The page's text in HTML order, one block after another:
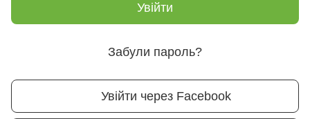
Увійти
Забули пароль?
Увійти через Facebook